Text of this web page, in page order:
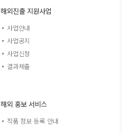
해외진출 지원사업
사업안내
사업공지
사업신청
결과제출
해외 홍보 서비스
작품 정보 등록 안내